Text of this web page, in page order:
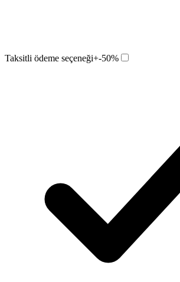
Taksitli ödeme seçeneği+-50%